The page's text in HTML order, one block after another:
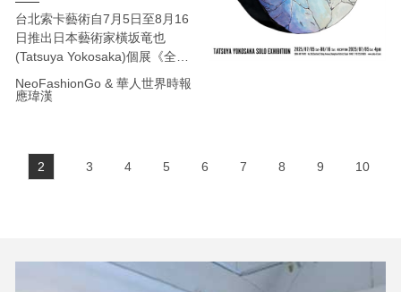
台北索卡藝術自7月5日至8月16
日推出日本藝術家橫坂竜也
(Tatsuya Yokosaka)個展《全
体》，場景設計如同一座時空挖
掘基地，邀請觀眾以「未來考古
年展覽《終結》的假設：「假設
人類在疫情後滅絕，而藝術作品
現場。橫坂竜也1981年生於群
馬縣，現居東京，活躍於日本、
NeoFashionGo & 華人世界時報
應瑋漢
2 3 4 5 6 7 8 9 10